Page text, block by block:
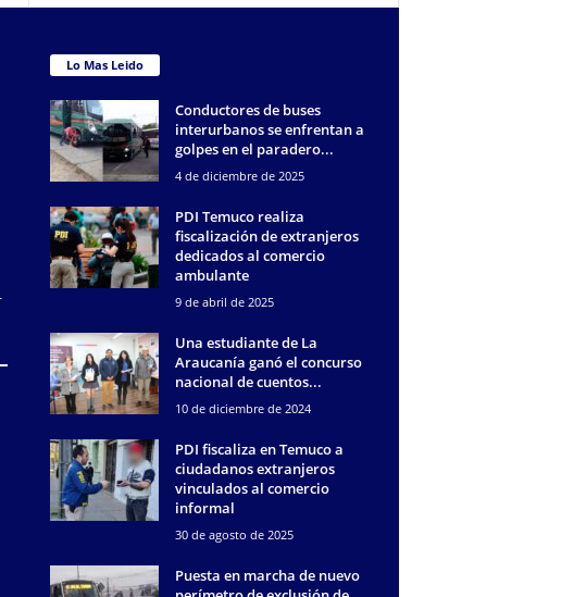
Lo Mas Leido
Conductores de buses
interurbanos se enfrentan a
golpes en el paradero...
4 de diciembre de 2025
PDI Temuco realiza
fiscalización de extranjeros
dedicados al comercio
ambulante
9 de abril de 2025
Una estudiante de La
Araucanía ganó el concurso
nacional de cuentos...
10 de diciembre de 2024
PDI fiscaliza en Temuco a
ciudadanos extranjeros
vinculados al comercio
informal
30 de agosto de 2025
Puesta en marcha de nuevo